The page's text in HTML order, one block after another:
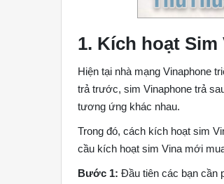
1. Kích hoạt
Hiện tại nhà mạng Vinaphone
trả trước, sim Vinaphone trả
tương ứng khác nhau.
Trong đó, cách kích hoạt sim
cầu kích hoạt sim Vina mới
Bước 1: Đầu tiên các bạn cần